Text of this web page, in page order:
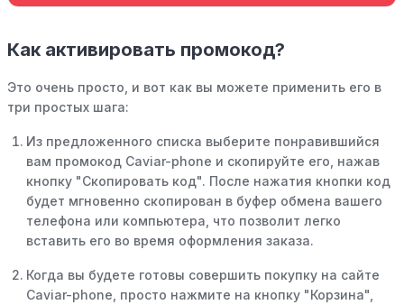
Как активировать промокод?
Это очень просто, и вот как вы можете применить его в
три простых шага:
Из предложенного списка выберите понравившийся
вам промокод Caviar-phone и скопируйте его, нажав
кнопку "Скопировать код". После нажатия кнопки код
будет мгновенно скопирован в буфер обмена вашего
телефона или компьютера, что позволит легко
вставить его во время оформления заказа.
Когда вы будете готовы совершить покупку на сайте
Caviar-phone, просто нажмите на кнопку "Корзина",